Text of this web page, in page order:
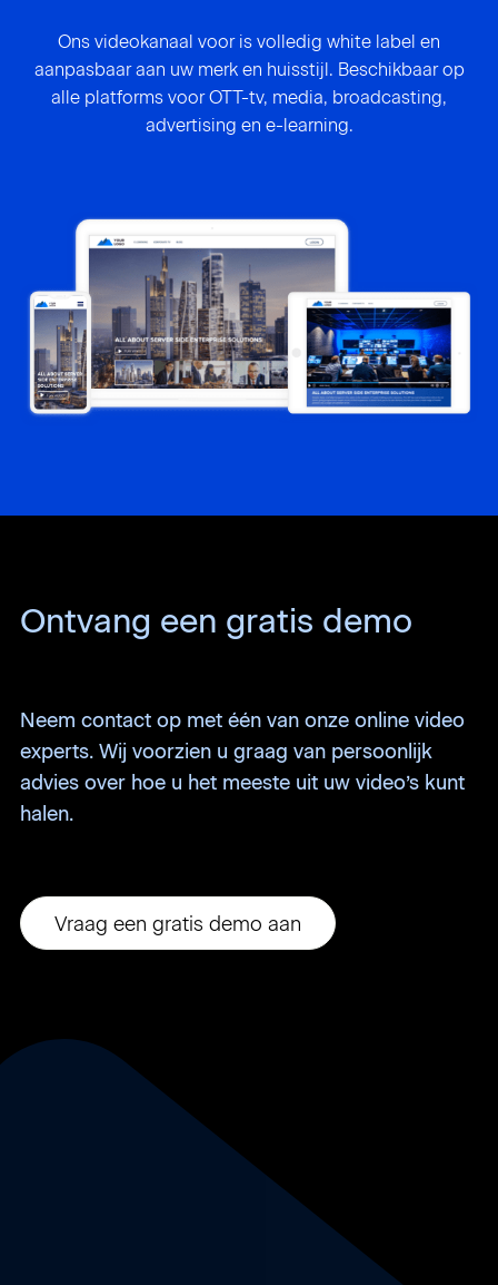
Ons videokanaal voor is volledig white label en
aanpasbaar aan uw merk en huisstijl. Beschikbaar op
alle platforms voor OTT-tv, media, broadcasting,
advertising en e-learning.
Ontvang een gratis demo
Neem contact op met één van onze online video
experts. Wij voorzien u graag van persoonlijk
advies over hoe u het meeste uit uw video’s kunt
halen.
Vraag een gratis demo aan